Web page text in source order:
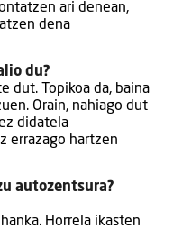
ari denean,
dena
du?
dut. Topikoa da, baina
Orain, nahiago dut
didatela
errazago hartzen
autozentsura?
Horrela ikasten